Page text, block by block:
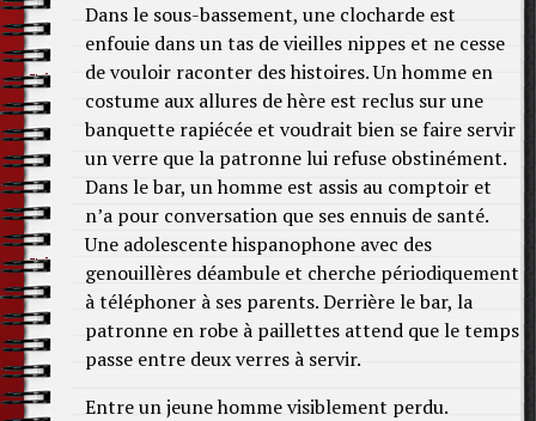
Dans le sous-bassement, une clocharde est
enfouie dans un tas de vieilles nippes et ne cesse
de vouloir raconter des histoires. Un homme en
costume aux allures de hère est reclus sur une
banquette rapiécée et voudrait bien se faire servir
un verre que la patronne lui refuse obstinément.
Dans le bar, un homme est assis au comptoir et
n’a pour conversation que ses ennuis de santé.
Une adolescente hispanophone avec des
genouillères déambule et cherche périodiquement
à téléphoner à ses parents. Derrière le bar, la
patronne en robe à paillettes attend que le temps
passe entre deux verres à servir.
Entre un jeune homme visiblement perdu.